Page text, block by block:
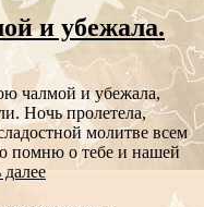
и убежала.
чалмой и убежала,
Ночь пролетела,
молитве всем
помню о тебе и нашей
далее